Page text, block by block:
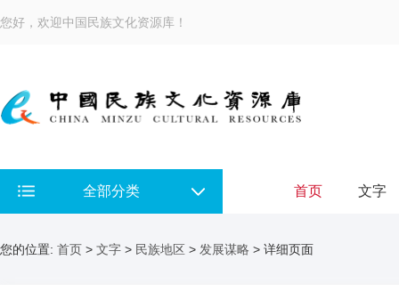
您好，欢迎中国民族文化资源库！
全部分类 首页 文字
您的位置: 首页 > 文字 > 民族地区 > 发展谋略 > 详细页面